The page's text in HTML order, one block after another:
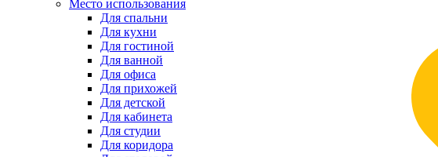
Место использования
Для спальни
Для кухни
Для гостиной
Для ванной
Для офиса
Для прихожей
Для детской
Для кабинета
Для студии
Для коридора